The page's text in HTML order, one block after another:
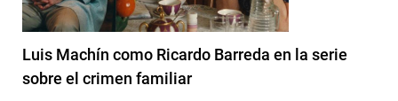
Luis Machín como Ricardo Barreda en la serie
sobre el crimen familiar